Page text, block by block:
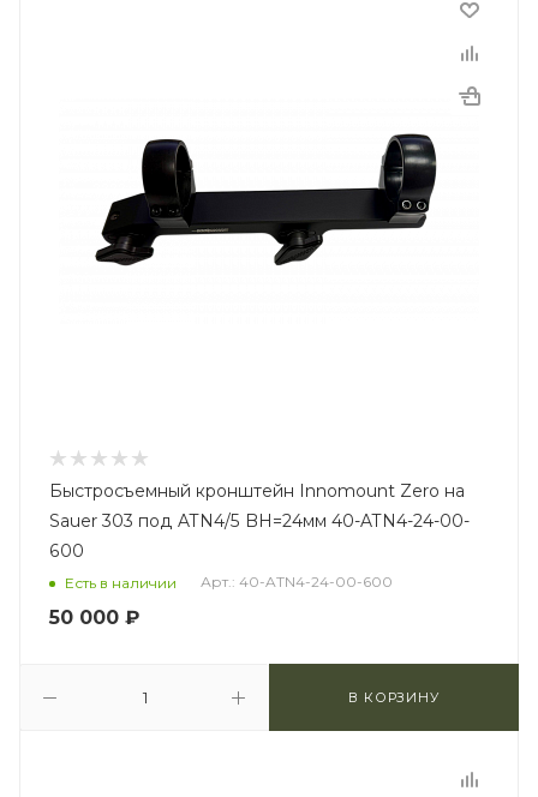
Быстросъемный кронштейн Innomount Zero на
Sauer 303 под ATN4/5 BH=24мм 40-ATN4-24-00-
600
Есть в наличии Арт.: 40-ATN4-24-00-600
50 000 ₽
В КОРЗИНУ